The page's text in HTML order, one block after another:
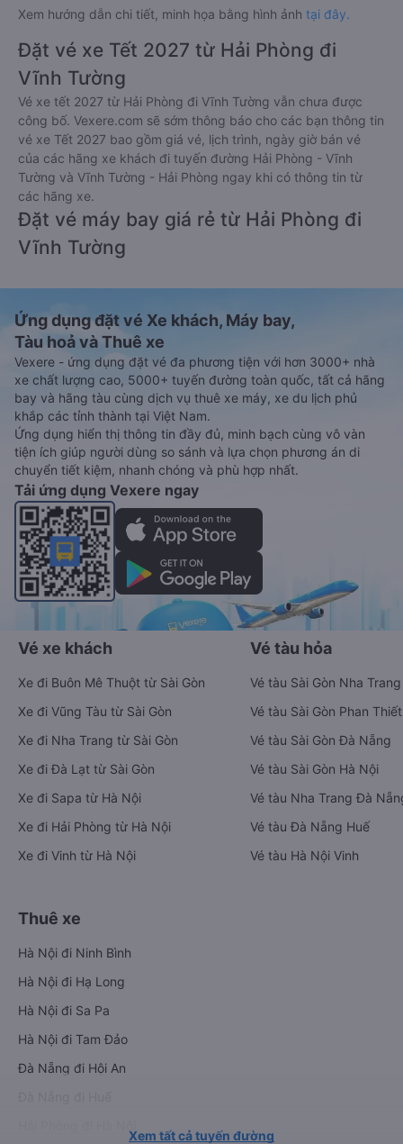
Xem hướng dẫn chi tiết, minh họa bằng hình ảnh tại đây.
Đặt vé xe Tết 2027 từ Hải Phòng đi
Vĩnh Tường
Vé xe tết 2027 từ Hải Phòng đi Vĩnh Tường vẫn chưa được
công bố. Vexere.com sẽ sớm thông báo cho các bạn thông tin
vé xe Tết 2027 bao gồm giá vé, lịch trình, ngày giờ bán vé
của các hãng xe khách đi tuyến đường Hải Phòng - Vĩnh
Tường và Vĩnh Tường - Hải Phòng ngay khi có thông tin từ
các hãng xe.
Đặt vé máy bay giá rẻ từ Hải Phòng đi
Vĩnh Tường
Ứng dụng đặt vé Xe khách, Máy bay,
Tàu hoả và Thuê xe
Vexere - ứng dụng đặt vé đa phương tiện với hơn 3000+ nhà
xe chất lượng cao, 5000+ tuyến đường toàn quốc, tất cả hãng
bay và hãng tàu cùng dịch vụ thuê xe máy, xe du lịch phủ
khắp các tỉnh thành tại Việt Nam.
Ứng dụng hiển thị thông tin đầy đủ, minh bạch cùng vô vàn
tiện ích giúp người dùng so sánh và lựa chọn phương án di
chuyển tiết kiệm, nhanh chóng và phù hợp nhất.
Tải ứng dụng Vexere ngay
Vé xe khách
Xe đi Buôn Mê Thuột từ Sài Gòn
Xe đi Vũng Tàu từ Sài Gòn
Xe đi Nha Trang từ Sài Gòn
Xe đi Đà Lạt từ Sài Gòn
Xe đi Sapa từ Hà Nội
Xe đi Hải Phòng từ Hà Nội
Xe đi Vinh từ Hà Nội
Vé tàu hỏa
Vé tàu Sài Gòn Nha Trang
Vé tàu Sài Gòn Phan Thiết
Vé tàu Sài Gòn Đà Nẵng
Vé tàu Sài Gòn Hà Nội
Vé tàu Nha Trang Đà
Vé tàu Đà Nẵng Huế
Vé tàu Hà Nội Vinh
Thuê xe
Hà Nội đi Ninh Bình
Hà Nội đi Hạ Long
Hà Nội đi Sa Pa
Hà Nội đi Tam Đảo
Đà Nẵng đi Hội An
Xem tất cả tuyến đường